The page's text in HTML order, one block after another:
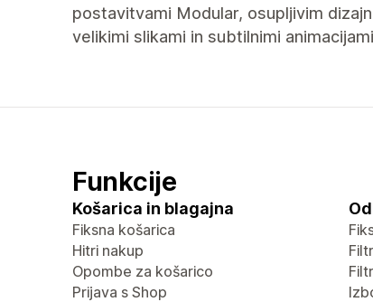
postavitvami Modular, osupljivim
velikimi slikami in subtilnimi
Funkcije
Košarica in blagajna
Fiksna košarica
Hitri nakup
Opombe za košarico
Prijava s Shop